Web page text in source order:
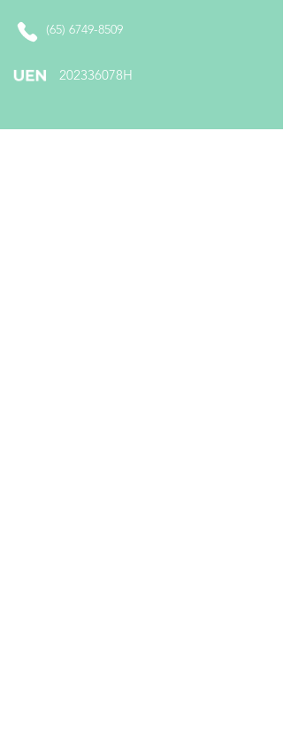
(65) 6749-8509
​202336078H